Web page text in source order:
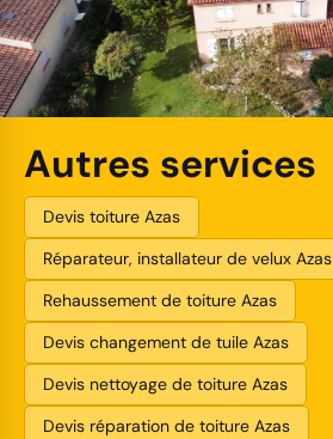
Autres services
Devis toiture Azas
Réparateur, installateur de velux Azas
Rehaussement de toiture Azas
Devis changement de tuile Azas
Devis nettoyage de toiture Azas
Devis réparation de toiture Azas